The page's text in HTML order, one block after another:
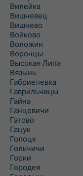
Вилейка
Вишневец
Вишнево
Войково
Воложин
Воронцы
Высокая Липа
Вязынь
Габриелевка
Гаврильчицы
Гайна
Ганцевичи
Гатово
Гацук
Голоцк
Гольчичи
Горки
Городея